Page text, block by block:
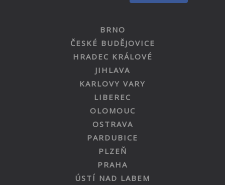
BRNO
ČESKÉ BUDĚJOVICE
HRADEC KRÁLOVÉ
JIHLAVA
KARLOVY VARY
LIBEREC
OLOMOUC
OSTRAVA
PARDUBICE
PLZEŇ
PRAHA
ÚSTÍ NAD LABEM